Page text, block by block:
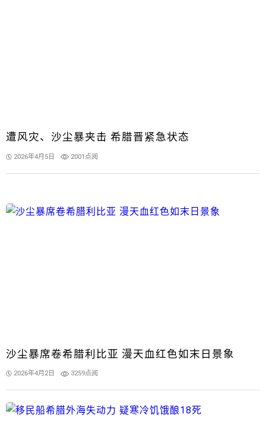
遭风灾、沙尘暴夹击 希腊晋紧急状态
2026年4月5日 2001点阅
沙尘暴席卷希腊利比亚 漫天血红色如末日景象
2026年4月2日 3259点阅